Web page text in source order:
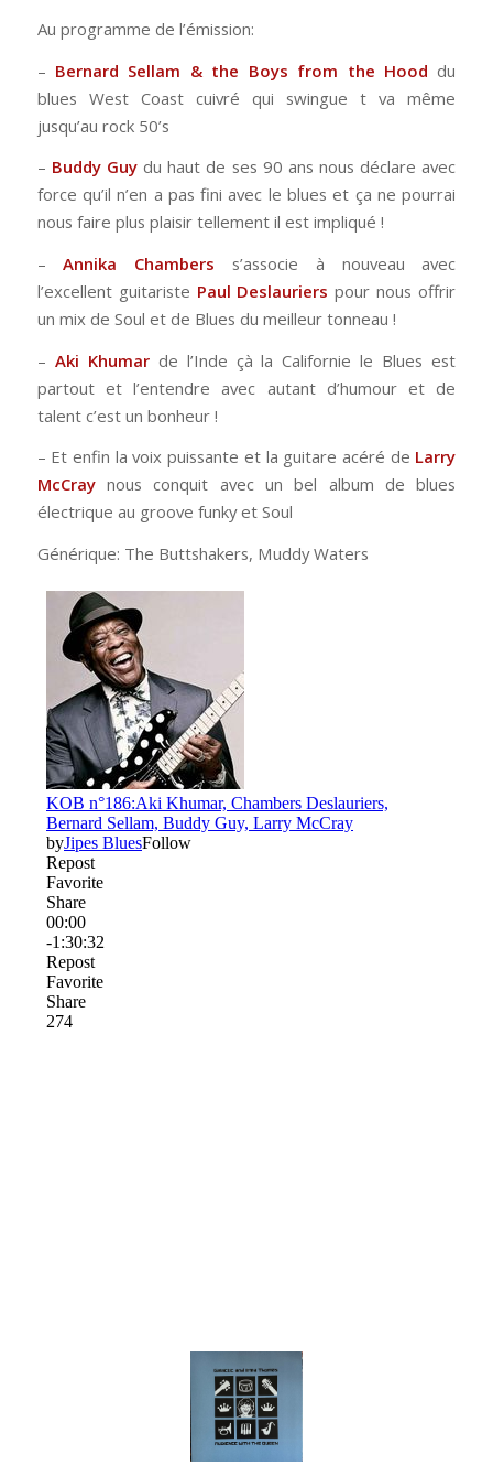
Au programme de l’émission:
– Bernard Sellam & the Boys from the Hood du
blues West Coast cuivré qui swingue t va même
jusqu’au rock 50’s
– Buddy Guydu haut de ses 90 ans nous déclare avec
force qu’il n’en a pas fini avec le blues et ça ne pourrai
nous faire plus plaisir tellement il est impliqué !
–Annika Chambers s’associe à nouveau avec
l’excellent guitariste Paul Deslauriers pour nous offrir
un mix de Soul et de Blues du meilleur tonneau !
– Aki Khumarde l’Inde çà la Californie le Blues est
partout et l’entendre avec autant d’humour et de
talent c’est un bonheur !
– Et enfin la voix puissante et la guitare acéré de Larry
McCraynous conquit avec un bel album de blues
électrique au groove funky et Soul
Générique: The Buttshakers, Muddy Waters